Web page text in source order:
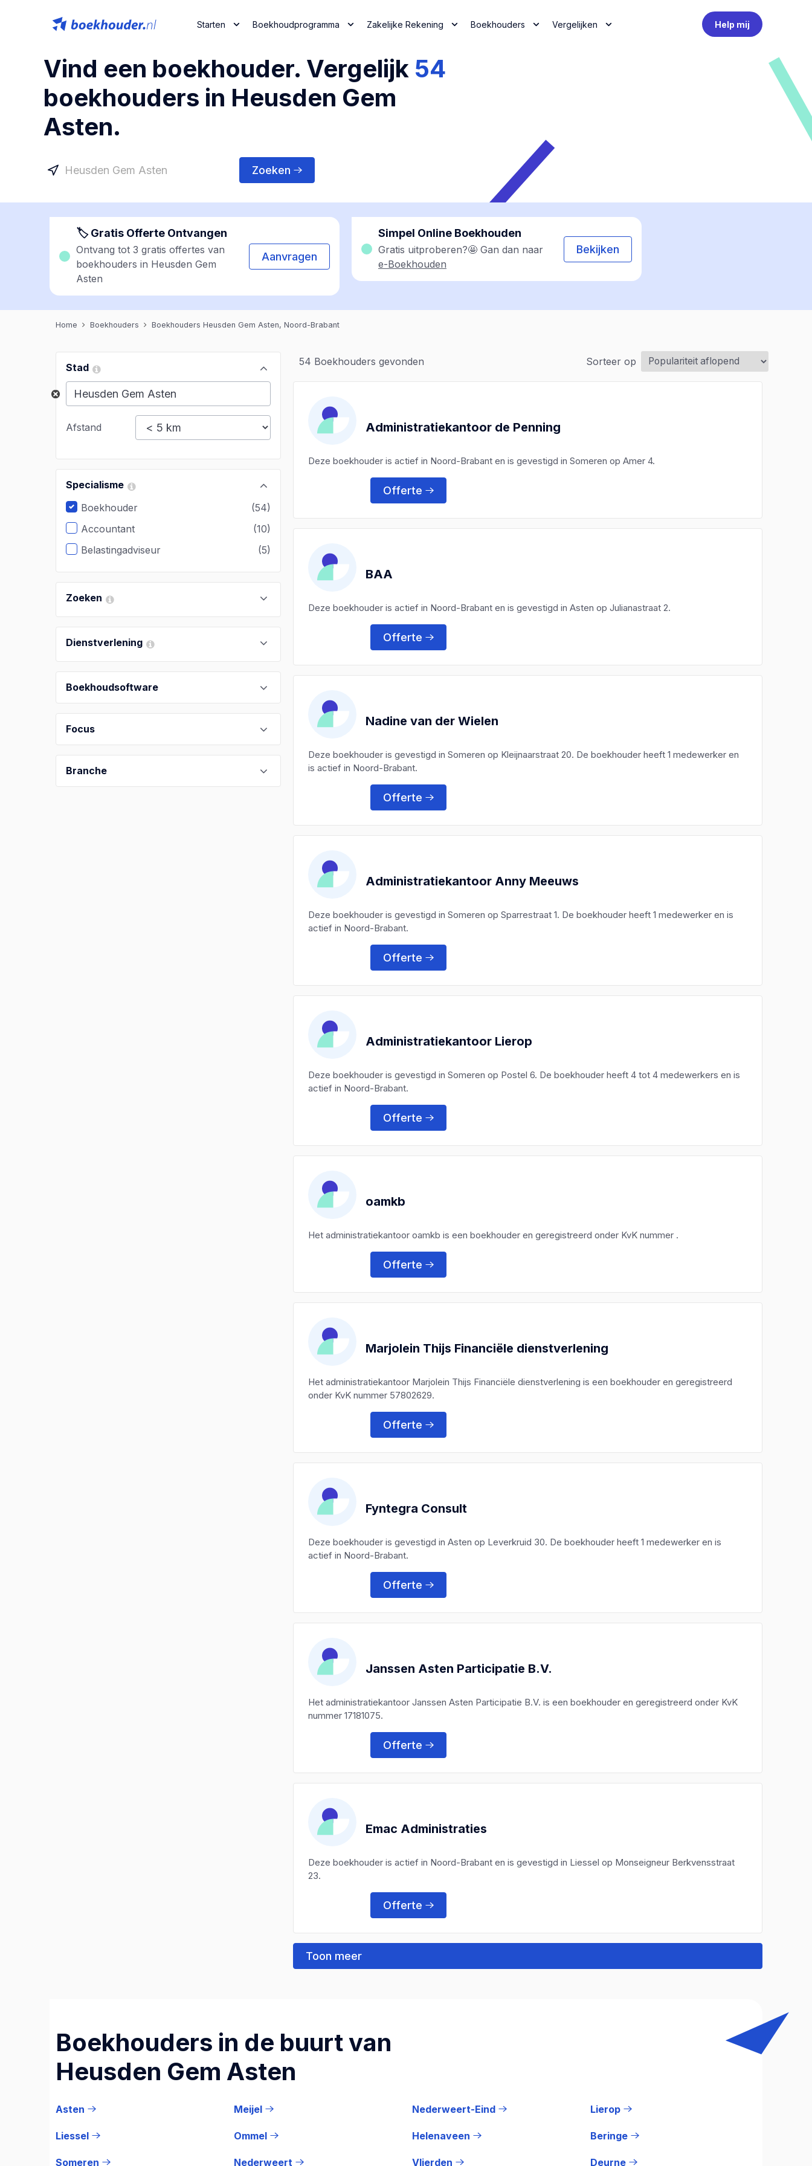
Starten Boekhoudprogramma Zakelijke Rekening Boekhouders Vergelijken Help mij
Vind een boekhouder. Vergelijk 54
boekhouders in Heusden Gem
Asten.
Zoeken
🏷 Gratis Offerte Ontvangen
Ontvang tot 3 gratis offertes van
boekhouders in Heusden Gem
Asten
Aanvragen
Simpel Online Boekhouden
Gratis uitproberen?🤩 Gan dan naar
e-Boekhouden
Bekijken
Home Boekhouders Boekhouders Heusden Gem Asten, Noord-Brabant
Stad
Afstand
Specialisme
Boekhouder
(54)
Accountant
(10)
Belastingadviseur
(5)
Zoeken
Dienstverlening
Boekhoudsoftware
Focus
Branche
54 Boekhouders gevonden Sorteer op
Administratiekantoor de Penning
Deze boekhouder is actief in Noord-Brabant en is gevestigd in Someren op Amer 4.
Offerte
BAA
Deze boekhouder is actief in Noord-Brabant en is gevestigd in Asten op Julianastraat 2.
Offerte
Nadine van der Wielen
Deze boekhouder is gevestigd in Someren op Kleijnaarstraat 20. De boekhouder heeft 1 medewerker en
is actief in Noord-Brabant.
Offerte
Administratiekantoor Anny Meeuws
Deze boekhouder is gevestigd in Someren op Sparrestraat 1. De boekhouder heeft 1 medewerker en is
actief in Noord-Brabant.
Offerte
Administratiekantoor Lierop
Deze boekhouder is gevestigd in Someren op Postel 6. De boekhouder heeft 4 tot 4 medewerkers en is
actief in Noord-Brabant.
Offerte
oamkb
Het administratiekantoor oamkb is een boekhouder en geregistreerd onder KvK nummer .
Offerte
Marjolein Thijs Financiële dienstverlening
Het administratiekantoor Marjolein Thijs Financiële dienstverlening is een boekhouder en geregistreerd
onder KvK nummer 57802629.
Offerte
Fyntegra Consult
Deze boekhouder is gevestigd in Asten op Leverkruid 30. De boekhouder heeft 1 medewerker en is
actief in Noord-Brabant.
Offerte
Janssen Asten Participatie B.V.
Het administratiekantoor Janssen Asten Participatie B.V. is een boekhouder en geregistreerd onder KvK
nummer 17181075.
Offerte
Emac Administraties
Deze boekhouder is actief in Noord-Brabant en is gevestigd in Liessel op Monseigneur Berkvensstraat
23.
Offerte
Toon meer
Boekhouders in de buurt van
Heusden Gem Asten
Asten
Liessel
Someren
Meijel
Ommel
Nederweert
Nederweert-Eind
Helenaveen
Vlierden
Lierop
Beringe
Deurne